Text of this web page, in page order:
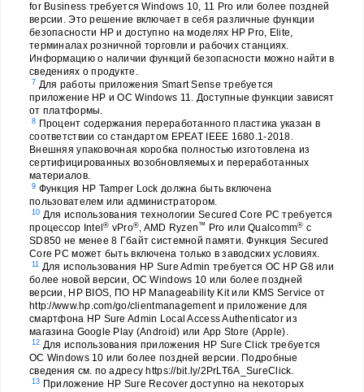
for Business требуется Windows 10, 11 Pro или более поздней
версии. Это решение включает в себя различные функции
безопасности HP и доступно на моделях HP Pro, Elite,
терминалах розничной торговли и рабочих станциях.
Информацию о наличии функций безопасности можно найти в
сведениях о продукте.
7 Для работы приложения Smart Sense требуется
приложение HP и ОС Windows 11. Доступные функции зависят
от платформы.
8 Процент содержания переработанного пластика указан в
соответствии со стандартом EPEAT IEEE 1680.1-2018.
Внешняя упаковочная коробка полностью изготовлена из
сертифицированных возобновляемых и переработанных
материалов.
9 Функция HP Tamper Lock должна быть включена
пользователем или администратором.
10 Для использования технологии Secured Core PC требуется
процессор Intel® vPro® , AMD Ryzen ™ Pro или Qualcomm® с
SD850 не менее 8 Гбайт системной памяти. Функция Secured
Core PC может быть включена только в заводских условиях.
11
Для использования HP Sure Admin требуется ОС HP G8 или
более новой версии, ОС Windows 10 или более поздней
версии, HP BIOS, ПО HP Manageability Kit или KMS Service от
http://www.hp.com/go/clientmanagement и приложение для
смартфона HP Sure Admin Local Access Authenticator из
магазина Google Play (Android) или App Store (Apple).
12 Для использования приложения HP Sure Click требуется
ОС Windows 10 или более поздней версии. Подробные
сведения см. по адресу https://bit.ly/2PrLT6A_SureClick.
13 Приложение HP Sure Recover доступно на некоторых